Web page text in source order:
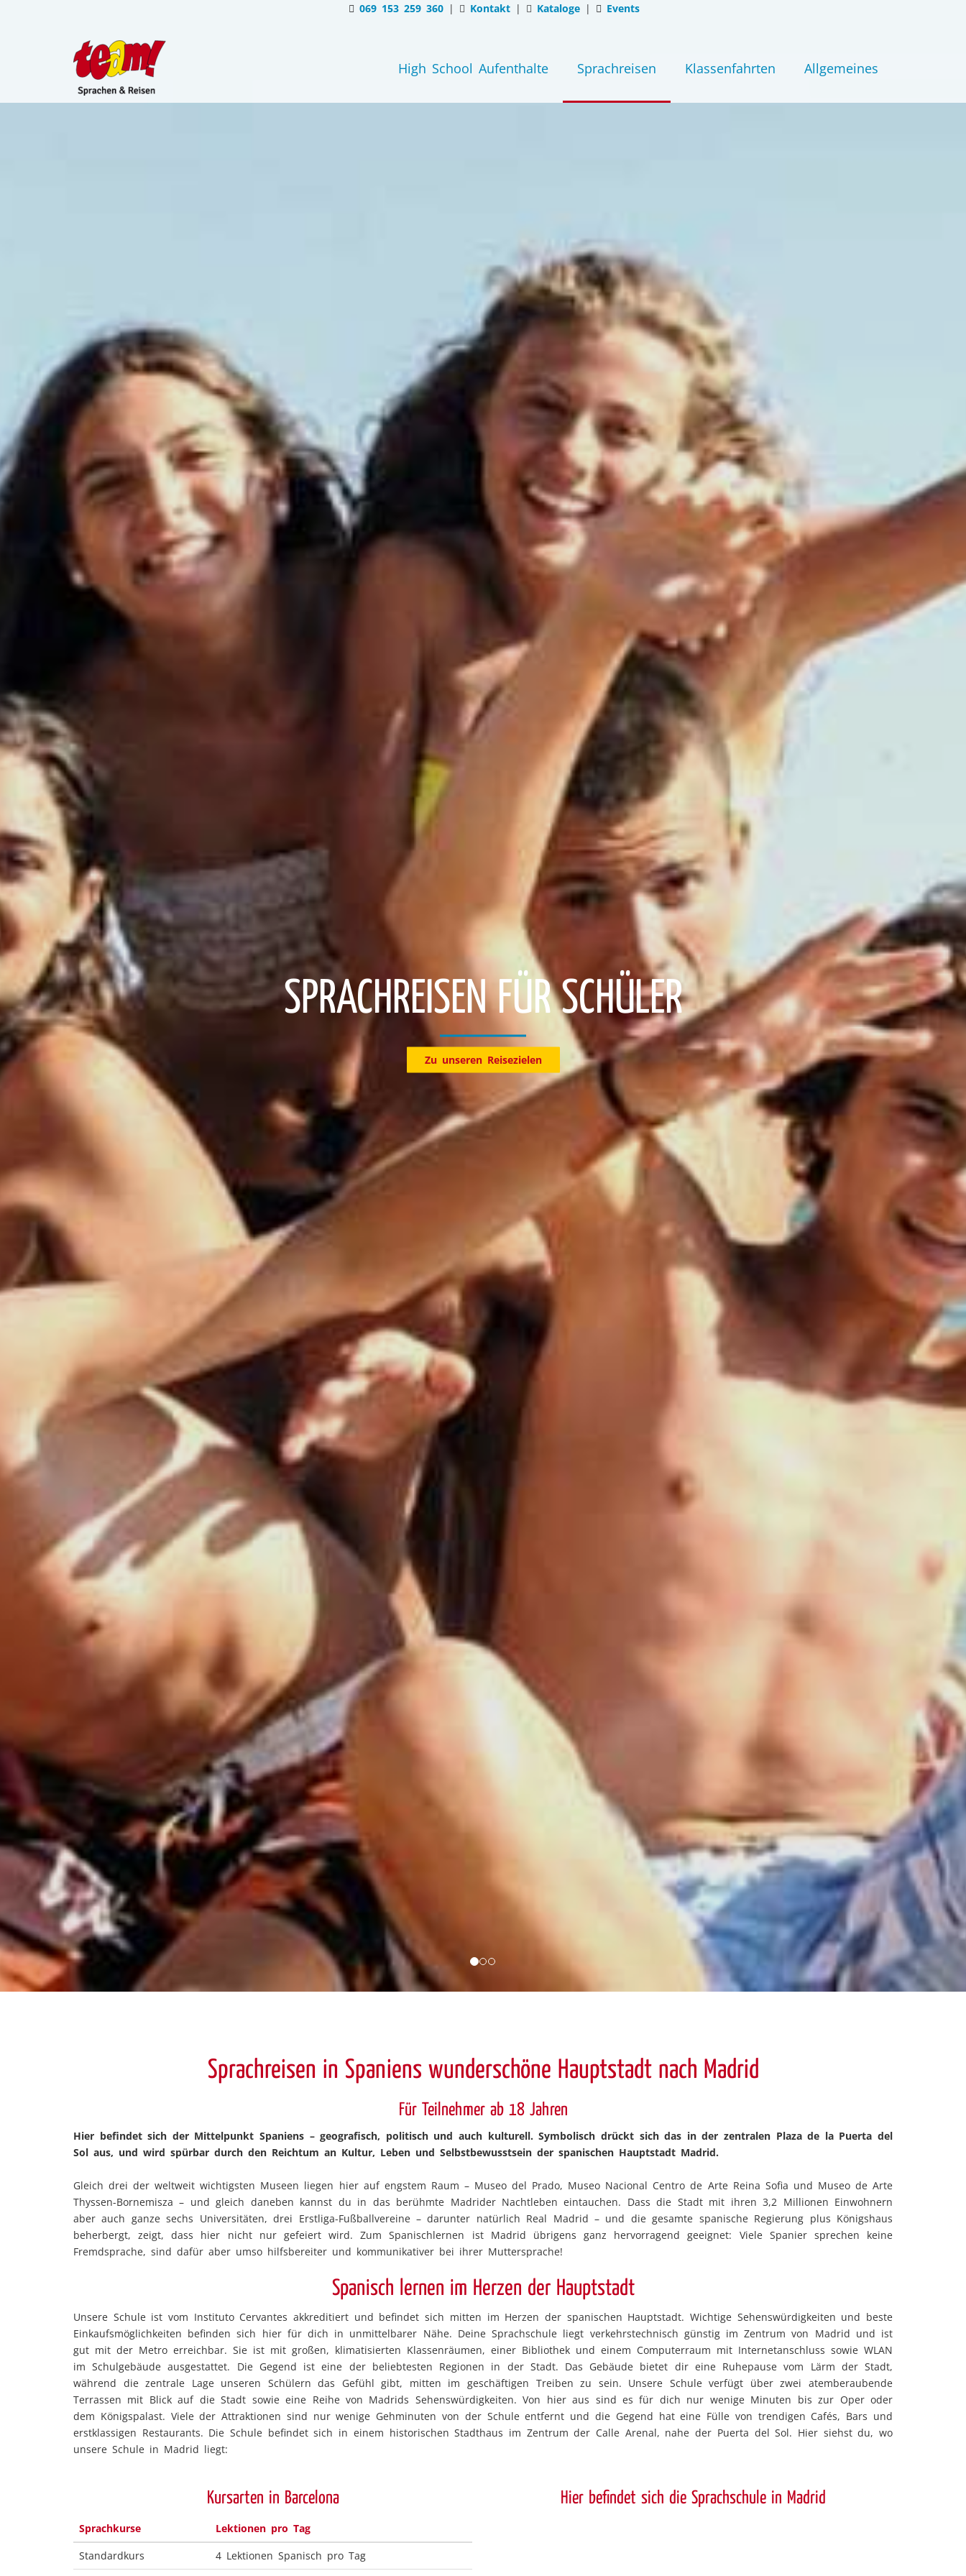
069 153 259 360| Kontakt| Kataloge| Events
High School Aufenthalte Sprachreisen Klassenfahrten Allgemeines
Entdecke jetzt unsere Reiseziele
Sprachreisen in Spaniens wunderschöne Hauptstadt nach Madrid
Für Teilnehmer ab 18 Jahren
Hier befindet sich der Mittelpunkt Spaniens – geografisch, politisch und auch kulturell. Symbolisch drückt sich das in der zentralen Plaza de la Puerta del
Sol aus, und wird spürbar durch den Reichtum an Kultur, Leben und Selbstbewusstsein der spanischen Hauptstadt Madrid.
Gleich drei der weltweit wichtigsten Museen liegen hier auf engstem Raum – Museo del Prado, Museo Nacional Centro de Arte Reina Sofia und Museo de Arte
Thyssen-Bornemisza – und gleich daneben kannst du in das berühmte Madrider Nachtleben eintauchen. Dass die Stadt mit ihren 3,2 Millionen Einwohnern
aber auch ganze sechs Universitäten, drei Erstliga-Fußballvereine – darunter natürlich Real Madrid – und die gesamte spanische Regierung plus Königshaus
beherbergt, zeigt, dass hier nicht nur gefeiert wird. Zum Spanischlernen ist Madrid übrigens ganz hervorragend geeignet: Viele Spanier sprechen keine
Fremdsprache, sind dafür aber umso hilfsbereiter und kommunikativer bei ihrer Muttersprache!
Spanisch lernen im Herzen der Hauptstadt
Unsere Schule ist vom Instituto Cervantes akkreditiert und befindet sich mitten im Herzen der spanischen Hauptstadt. Wichtige Sehenswürdigkeiten und beste
Einkaufsmöglichkeiten befinden sich hier für dich in unmittelbarer Nähe. Deine Sprachschule liegt verkehrstechnisch günstig im Zentrum von Madrid und ist
gut mit der Metro erreichbar. Sie ist mit großen, klimatisierten Klassenräumen, einer Bibliothek und einem Computerraum mit Internetanschluss sowie WLAN
im Schulgebäude ausgestattet. Die Gegend ist eine der beliebtesten Regionen in der Stadt. Das Gebäude bietet dir eine Ruhepause vom Lärm der Stadt,
während die zentrale Lage unseren Schülern das Gefühl gibt, mitten im geschäftigen Treiben zu sein. Unsere Schule verfügt über zwei atemberaubende
Terrassen mit Blick auf die Stadt sowie eine Reihe von Madrids Sehenswürdigkeiten. Von hier aus sind es für dich nur wenige Minuten bis zur Oper oder
dem Königspalast. Viele der Attraktionen sind nur wenige Gehminuten von der Schule entfernt und die Gegend hat eine Fülle von trendigen Cafés, Bars und
erstklassigen Restaurants. Die Schule befindet sich in einem historischen Stadthaus im Zentrum der Calle Arenal, nahe der Puerta del Sol. Hier siehst du, wo
unsere Schule in Madrid liegt:
Kursarten in Barcelona
Sprachkurse
Lektionen pro Tag
Standardkurs
4 Lektionen Spanisch pro Tag
Hier befindet sich die Sprachschule in Madrid